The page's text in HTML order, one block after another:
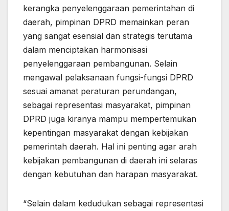
kerangka penyelenggaraan pemerintahan di
daerah, pimpinan DPRD memainkan peran
yang sangat esensial dan strategis terutama
dalam menciptakan harmonisasi
penyelenggaraan pembangunan. Selain
mengawal pelaksanaan fungsi-fungsi DPRD
sesuai amanat peraturan perundangan,
sebagai representasi masyarakat, pimpinan
DPRD juga kiranya mampu mempertemukan
kepentingan masyarakat dengan kebijakan
pemerintah daerah. Hal ini penting agar arah
kebijakan pembangunan di daerah ini selaras
dengan kebutuhan dan harapan masyarakat.
“Selain dalam kedudukan sebagai representasi